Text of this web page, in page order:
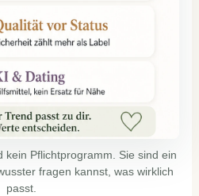
kein Pflichtprogramm. Sie sind ein
fragen kannst, was wirklich
passt.